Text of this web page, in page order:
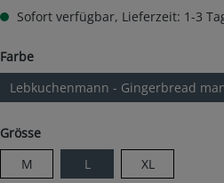
Sofort verfügbar, Lieferzeit: 1-3
Farbeauswählen
Lebkuchenmann - Gingerbread
Grösseauswählen
M
L XL